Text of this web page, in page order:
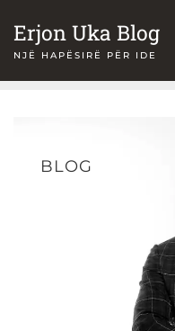
toErjon Uka Blog
NJË HAPËSIRË PËR IDE
BLOG